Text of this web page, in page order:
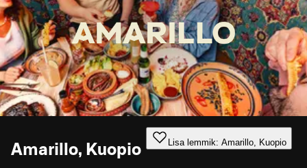
Amarillo, Kuopio Lisa lemmik: Amarillo, Kuopio